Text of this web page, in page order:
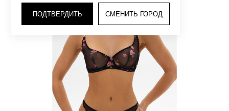
ПОДТВЕРДИТЬ СМЕНИТЬ ГОРОД